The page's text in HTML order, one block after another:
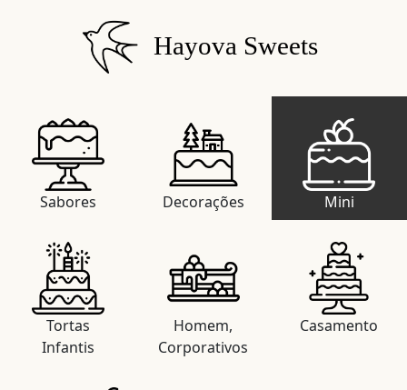
Hayova Sweets
Sabores Decorações Mini
Tortas
Infantis
Homem,
Corporativos
Casamento